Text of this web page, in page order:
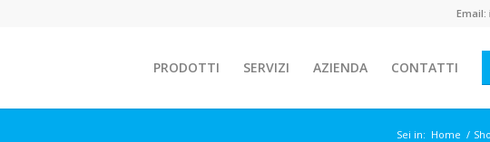
Email:
PRODOTTI SERVIZI AZIENDA CONTATTI
Sei in: Home /